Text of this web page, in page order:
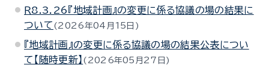
Ｒ8.3.26『地域計画』の変更に係る協議の場の結果に
ついて
2026年04月15日
『地域計画』の変更に係る協議の場の結果公表につい
て【随時更新】
2026年05月27日